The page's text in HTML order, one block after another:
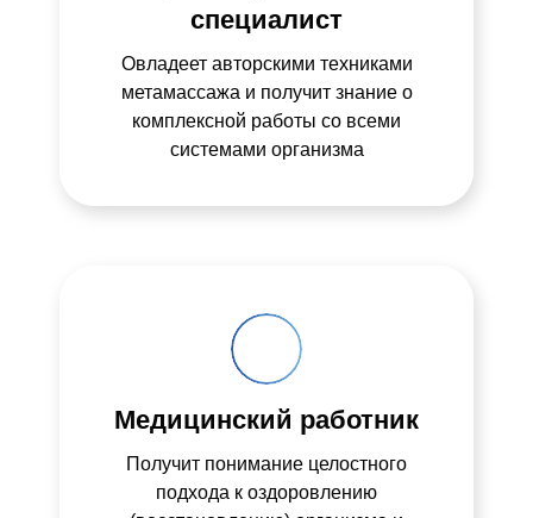
специалист
Овладеет авторскими техниками
метамассажа и получит знание о
комплексной работы со всеми
системами организма
Медицинский работник
Получит понимание целостного
подхода к оздоровлению